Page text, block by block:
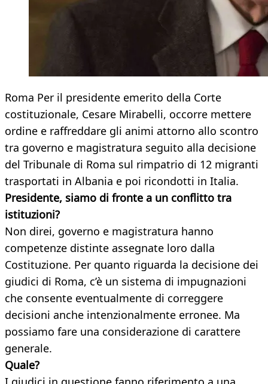
Roma Per il presidente emerito della Corte
costituzionale, Cesare Mirabelli, occorre mettere
ordine e raffreddare gli animi attorno allo scontro
tra governo e magistratura seguito alla decisione
del Tribunale di Roma sul rimpatrio di 12 migranti
trasportati in Albania e poi ricondotti in Italia.
Presidente, siamo di fronte a un conflitto tra
istituzioni?
Non direi, governo e magistratura hanno
competenze distinte assegnate loro dalla
Costituzione. Per quanto riguarda la decisione dei
giudici di Roma, c’è un sistema di impugnazioni
che consente eventualmente di correggere
decisioni anche intenzionalmente erronee. Ma
possiamo fare una considerazione di carattere
generale.
Quale?